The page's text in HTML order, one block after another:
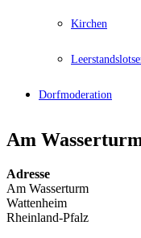
Kirchen
Dorfmoderation
Am
Adresse
Am Wasserturm
Wattenheim
Rheinland-Pfalz